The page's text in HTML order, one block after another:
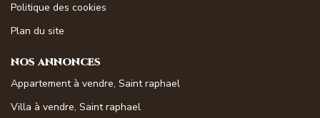
Politique des cookies
Plan du site
NOS ANNONCES
Appartement à vendre, Saint raphael
Villa à vendre, Saint raphael